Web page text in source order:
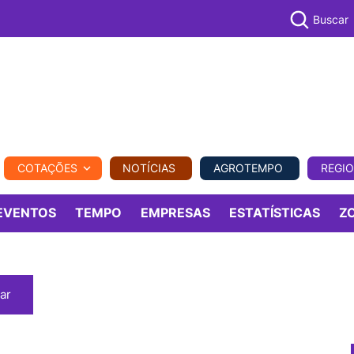
REGIONAL COMERCIAL AGROVIAGENS
Buscar
COTAÇÕES NOTÍCIAS AGROTEMPO
TEMPO EMPRESAS ESTATÍSTICAS